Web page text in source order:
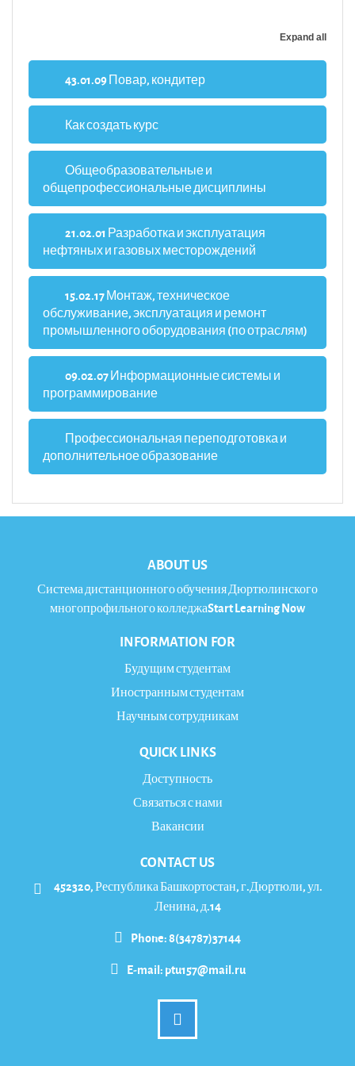
Expand all
43.01.09 Повар, кондитер
Как создать курс
Общеобразовательные и
общепрофессиональные дисциплины
21.02.01 Разработка и эксплуатация
нефтяных и газовых месторождений
15.02.17 Монтаж, техническое
обслуживание, эксплуатация и ремонт
промышленного оборудования (по отраслям)
09.02.07 Информационные системы и
программирование
Профессиональная переподготовка и
дополнительное образование
ABOUT US
Система дистанционного обучения Дюртюлинского
многопрофильного колледжаStart Learning Now
INFORMATION FOR
Будущим студентам
Иностранным студентам
Научным сотрудникам
QUICK LINKS
Доступность
Связаться с нами
Вакансии
CONTACT US
452320, Республика Башкортостан, г.Дюртюли, ул.
Ленина, д.14
Phone: 8(34787)37144
E-mail:ptu157@mail.ru